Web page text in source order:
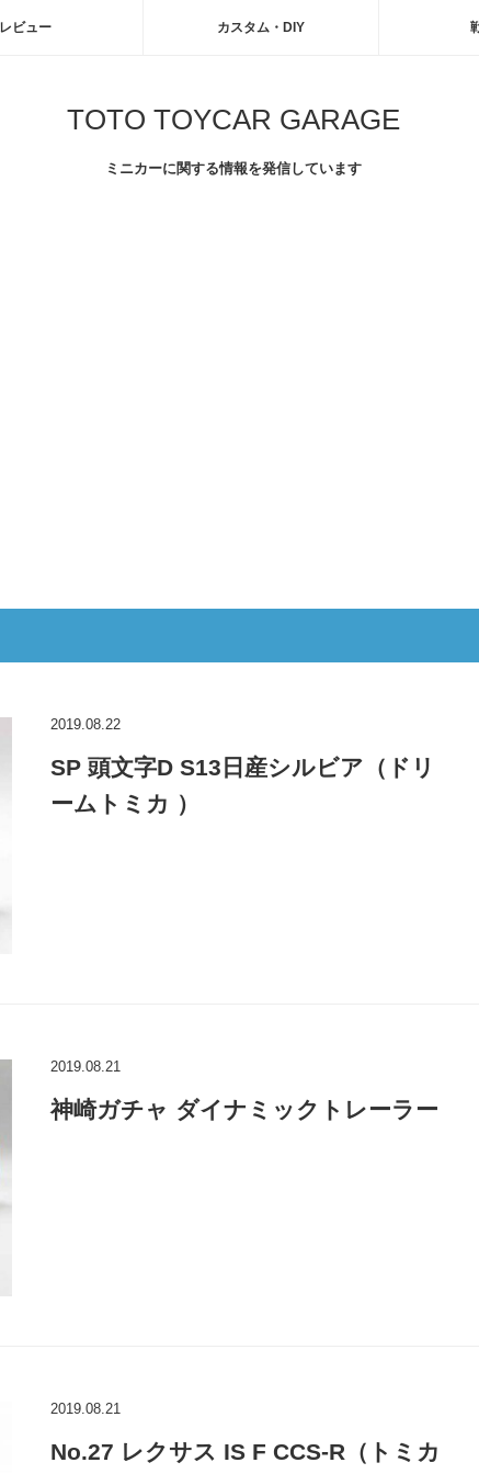
レビュー カスタム・DIY
TOTO TOYCAR GARAGE
ミニカーに関する情報を発信しています
2019.08.22
SP 頭文字D S13日産シルビア（ドリ
ームトミカ ）
2019.08.21
神崎ガチャ ダイナミックトレーラー
2019.08.21
No.27 レクサス IS F CCS-R（トミカ